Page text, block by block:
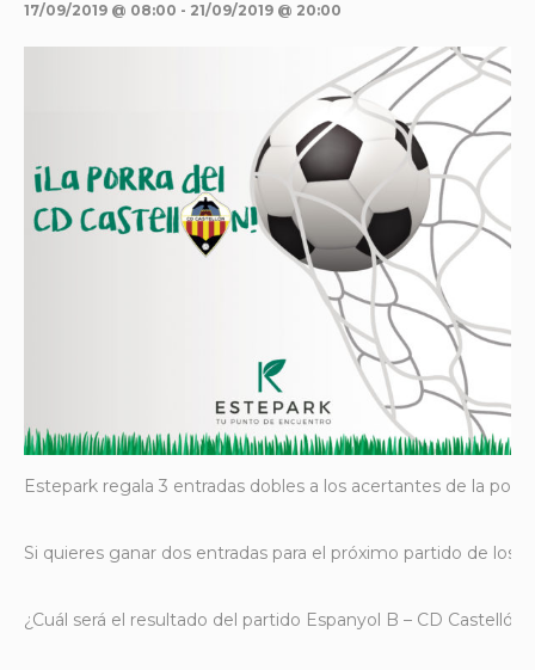
17/09/2019 @ 08:00 - 21/09/2019 @ 20:00
Estepark regala 3 entradas dobles a los acertantes de la
Si quieres ganar dos entradas para el próximo partido de los
¿Cuál será el resultado del partido Espanyol B – CD